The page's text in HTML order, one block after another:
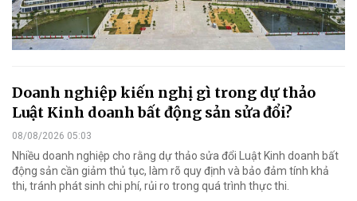
Doanh nghiệp kiến nghị gì trong dự thảo
Luật Kinh doanh bất động sản sửa đổi?
08/08/2026 05:03
Nhiều doanh nghiệp cho rằng dự thảo sửa đổi Luật Kinh doanh bất
động sản cần giảm thủ tục, làm rõ quy định và bảo đảm tính khả
thi, tránh phát sinh chi phí, rủi ro trong quá trình thực thi.